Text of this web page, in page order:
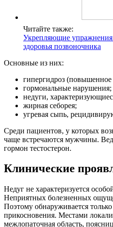
Читайте также:
Укрепляющие упражнения
здоровья позвоночника
Основные из них:
гипергидроз (повышенное
гормональные нарушения;
недуги,
жирная себорея;
угревая сыпь,
Среди пациентов, у которых
чаще встречаются мужчины.
гормон тестостерон.
Клинические
Недуг не характеризуется
Неприятных болезненных
Поэтому обнаруживается
прикосновения. Местами
межлопаточная область,